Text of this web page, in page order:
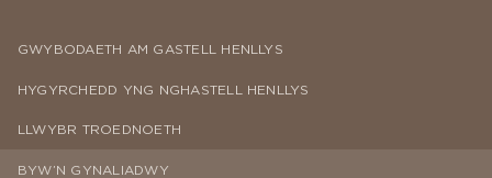
GWYBODAETH AM GASTELL HENLLYS
HYGYRCHEDD YNG NGHASTELL HENLLYS
LLWYBR TROEDNOETH
BYW’N GYNALIADWY